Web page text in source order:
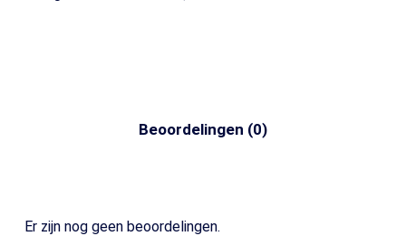
Beoordelingen (0)
Er zijn nog geen beoordelingen.